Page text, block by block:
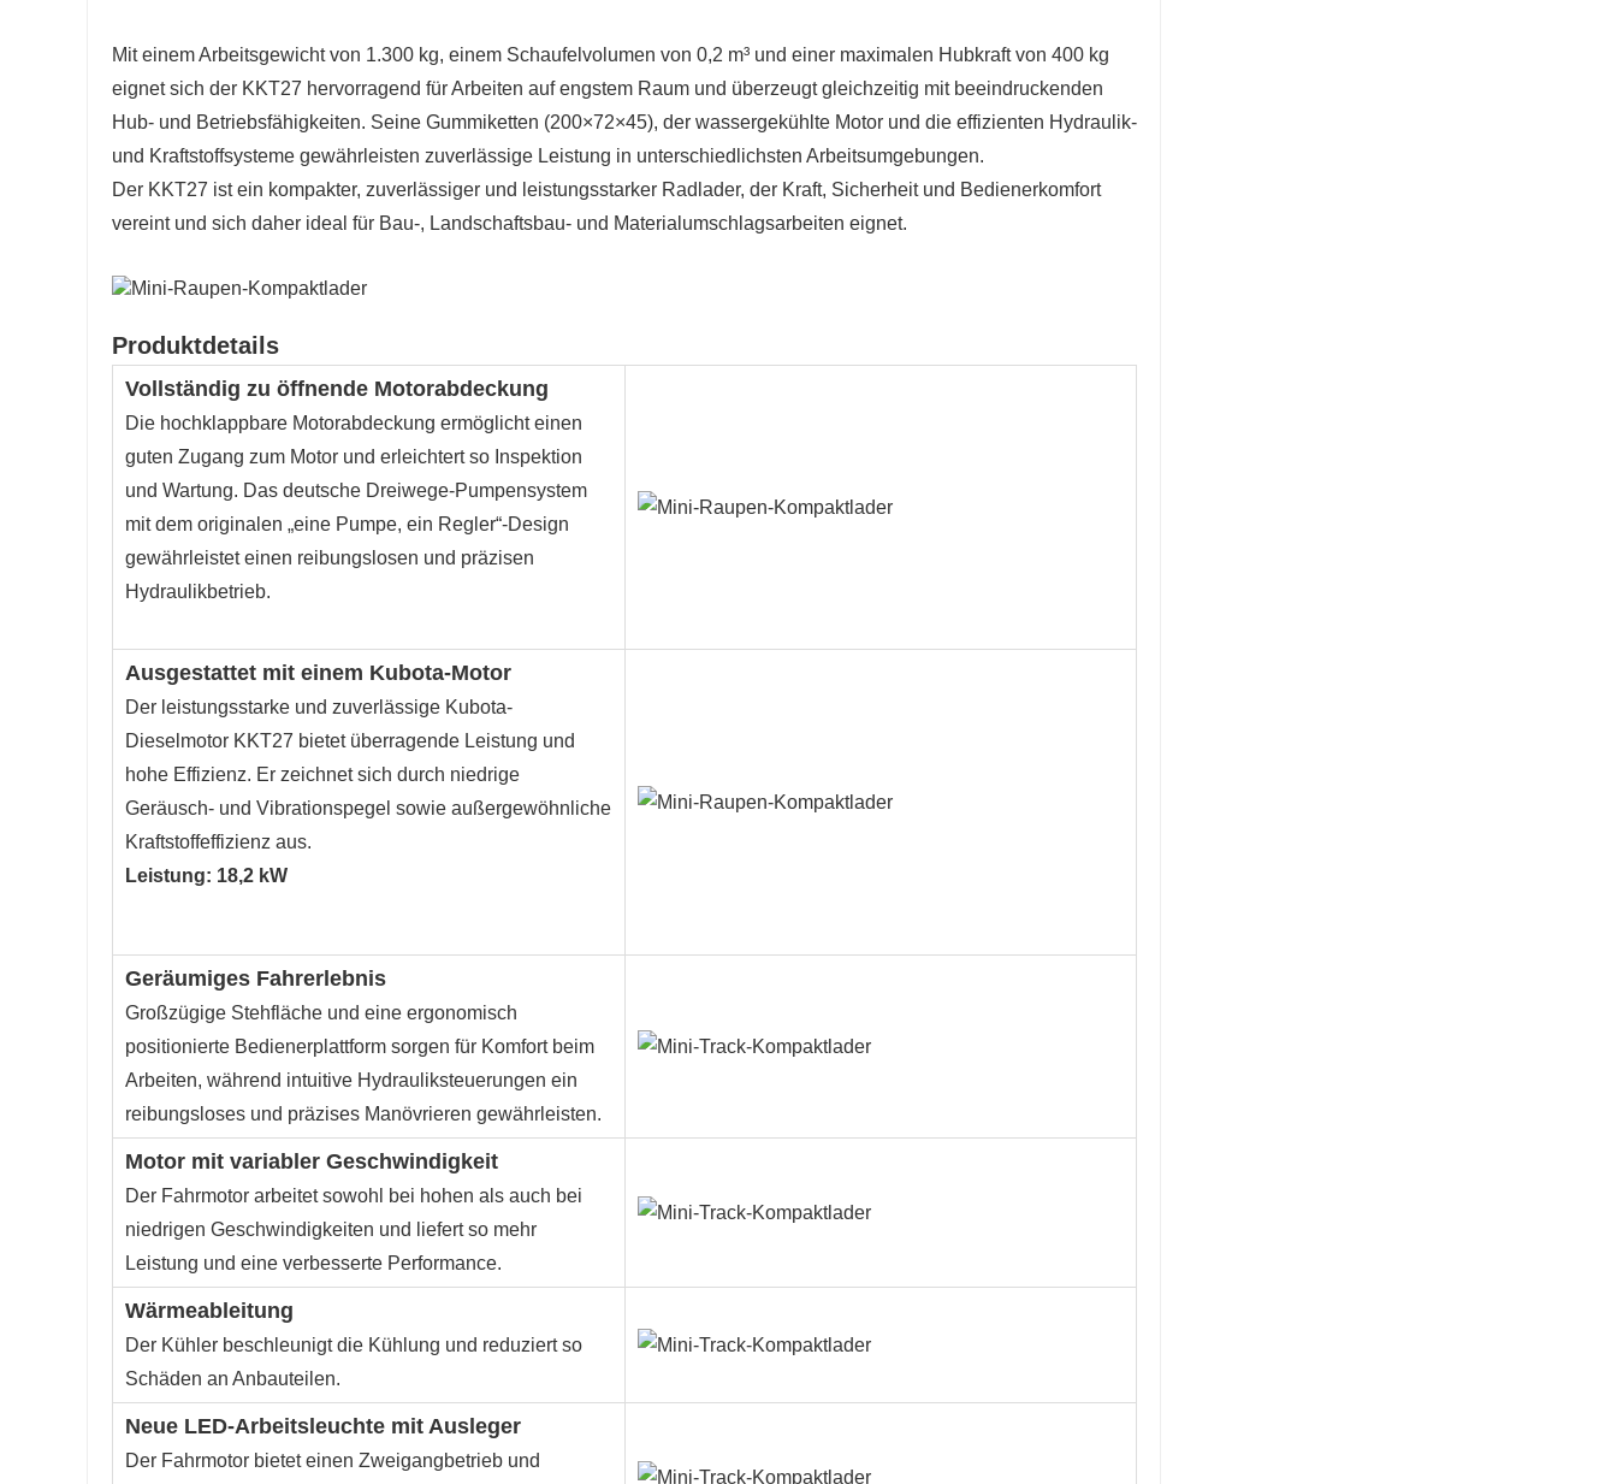
Mit einem Arbeitsgewicht von 1.300 kg, einem Schaufelvolumen von 0,2 m³ und einer maximalen Hubkraft von 400 kg
eignet sich der KKT27 hervorragend für Arbeiten auf engstem Raum und überzeugt gleichzeitig mit beeindruckenden
Hub- und Betriebsfähigkeiten. Seine Gummiketten (200×72×45), der wassergekühlte Motor und die effizienten Hydraulik-
und Kraftstoffsysteme gewährleisten zuverlässige Leistung in unterschiedlichsten Arbeitsumgebungen.
Der KKT27 ist ein kompakter, zuverlässiger und leistungsstarker Radlader, der Kraft, Sicherheit und Bedienerkomfort
vereint und sich daher ideal für Bau-, Landschaftsbau- und Materialumschlagsarbeiten eignet.
Produktdetails
Vollständig zu öffnende Motorabdeckung
Die hochklappbare Motorabdeckung ermöglicht einen
guten Zugang zum Motor und erleichtert so Inspektion
und Wartung. Das deutsche Dreiwege-Pumpensystem
mit dem originalen „eine Pumpe, ein Regler“-Design
gewährleistet einen reibungslosen und präzisen
Hydraulikbetrieb.
Ausgestattet mit einem Kubota-Motor
Der leistungsstarke und zuverlässige Kubota-
Dieselmotor KKT27 bietet überragende Leistung und
hohe Effizienz. Er zeichnet sich durch niedrige
Geräusch- und Vibrationspegel sowie außergewöhnliche
Kraftstoffeffizienz aus.
Leistung: 18,2 kW
Geräumiges Fahrerlebnis
Großzügige Stehfläche und eine ergonomisch
positionierte Bedienerplattform sorgen für Komfort beim
Arbeiten, während intuitive Hydrauliksteuerungen ein
reibungsloses und präzises Manövrieren gewährleisten.
Motor mit variabler Geschwindigkeit
Der Fahrmotor arbeitet sowohl bei hohen als auch bei
niedrigen Geschwindigkeiten und liefert so mehr
Leistung und eine verbesserte Performance.
Wärmeableitung
Der Kühler beschleunigt die Kühlung und reduziert so
Schäden an Anbauteilen.
Neue LED-Arbeitsleuchte mit Ausleger
Der Fahrmotor bietet einen Zweigangbetrieb und